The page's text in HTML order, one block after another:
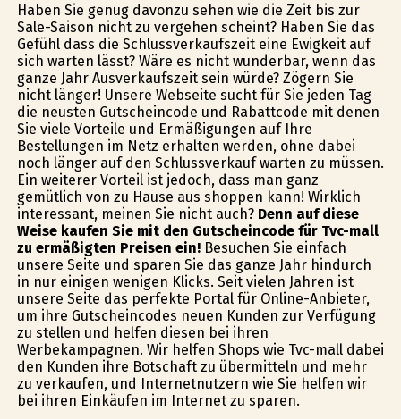
Haben Sie genug davonzu sehen wie die Zeit bis zur
Sale-Saison nicht zu vergehen scheint? Haben Sie das
Gefühl dass die Schlussverkaufszeit eine Ewigkeit auf
sich warten lässt? Wäre es nicht wunderbar, wenn das
ganze Jahr Ausverkaufszeit sein würde? Zögern Sie
nicht länger! Unsere Webseite sucht für Sie jeden Tag
die neusten Gutscheincode und Rabattcode mit denen
Sie viele Vorteile und Ermäßigungen auf Ihre
Bestellungen im Netz erhalten werden, ohne dabei
noch länger auf den Schlussverkauf warten zu müssen.
Ein weiterer Vorteil ist jedoch, dass man ganz
gemütlich von zu Hause aus shoppen kann! Wirklich
interessant, meinen Sie nicht auch? Denn auf diese
Weise kaufen Sie mit den Gutscheincode für Tvc-mall
zu ermäßigten Preisen ein!Besuchen Sie einfach
unsere Seite und sparen Sie das ganze Jahr hindurch
in nur einigen wenigen Klicks. Seit vielen Jahren ist
unsere Seite das perfekte Portal für Online-Anbieter,
um ihre Gutscheincodes neuen Kunden zur Verfügung
zu stellen und helfen diesen bei ihren
Werbekampagnen. Wir helfen Shops wie Tvc-mall dabei
den Kunden ihre Botschaft zu übermitteln und mehr
zu verkaufen, und Internetnutzern wie Sie helfen wir
bei ihren Einkäufen im Internet zu sparen.